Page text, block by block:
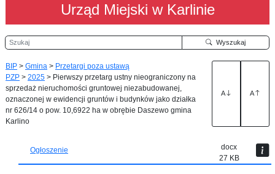
Urząd Miejski w Karlinie
Szukaj Wyszukaj
BIP > Gmina > Przetargi poza ustawą
PZP > 2025 > Pierwszy przetarg ustny nieograniczony na
sprzedaż nieruchomości gruntowej niezabudowanej,
oznaczonej w ewidencji gruntów i budynków jako działka
nr 626/14 o pow. 10,6922 ha w obrębie Daszewo gmina
Karlino
A A
Ogłoszenie
docx
27 KB